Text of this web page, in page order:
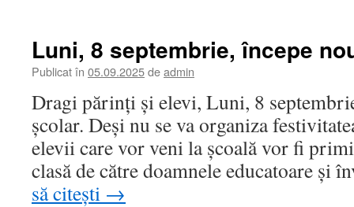
Luni, 8 septembrie, începe
Publicat în 05.09.2025deadmin
Dragi părinți și elevi, Luni, 8
școlar. Deși nu se va organiza
elevii care vor veni la școală vor fi
clasă de către doamnele educatoare și
să citești →